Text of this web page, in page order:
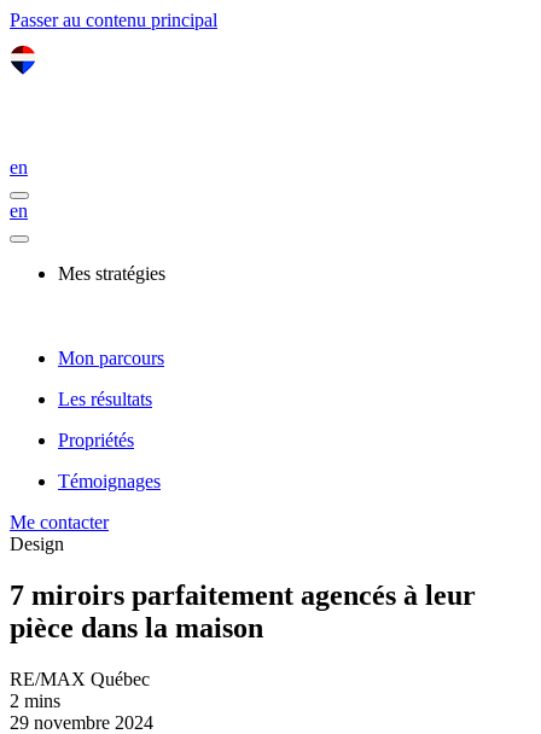
Passer au contenu principal
en
en
Mes stratégies
Mon parcours
Les résultats
Propriétés
Témoignages
Me contacter
Design
7 miroirs parfaitement agencés à leur
pièce dans la maison
RE/MAX Québec
2 mins
29 novembre 2024